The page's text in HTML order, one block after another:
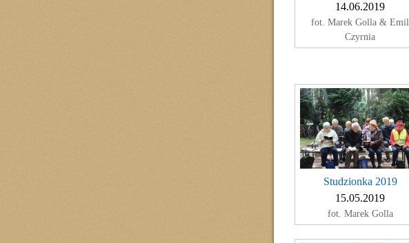
14.06.2019
fot. Marek Golla & Emil
Czyrnia
Studzionka 2019
15.05.2019
fot. Marek Golla